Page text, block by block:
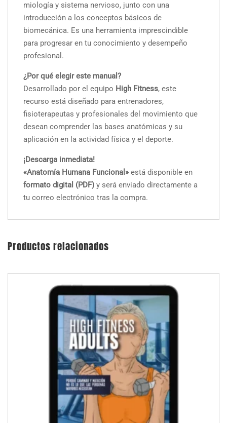
miología y sistema nervioso, junto con una
introducción a los conceptos básicos de
biomecánica. Es una herramienta imprescindible
para progresar en tu conocimiento y desempeño
profesional.
¿Por qué elegir este manual?
Desarrollado por el equipo High Fitness, este
recurso está diseñado para entrenadores,
fisioterapeutas y profesionales del movimiento que
desean comprender las bases anatómicas y su
aplicación en la actividad física y el deporte.
¡Descarga inmediata!
«Anatomía Humana Funcional»está disponible en
formato digital (PDF) y será enviado directamente a
tu correo electrónico tras la compra.
Productos relacionados